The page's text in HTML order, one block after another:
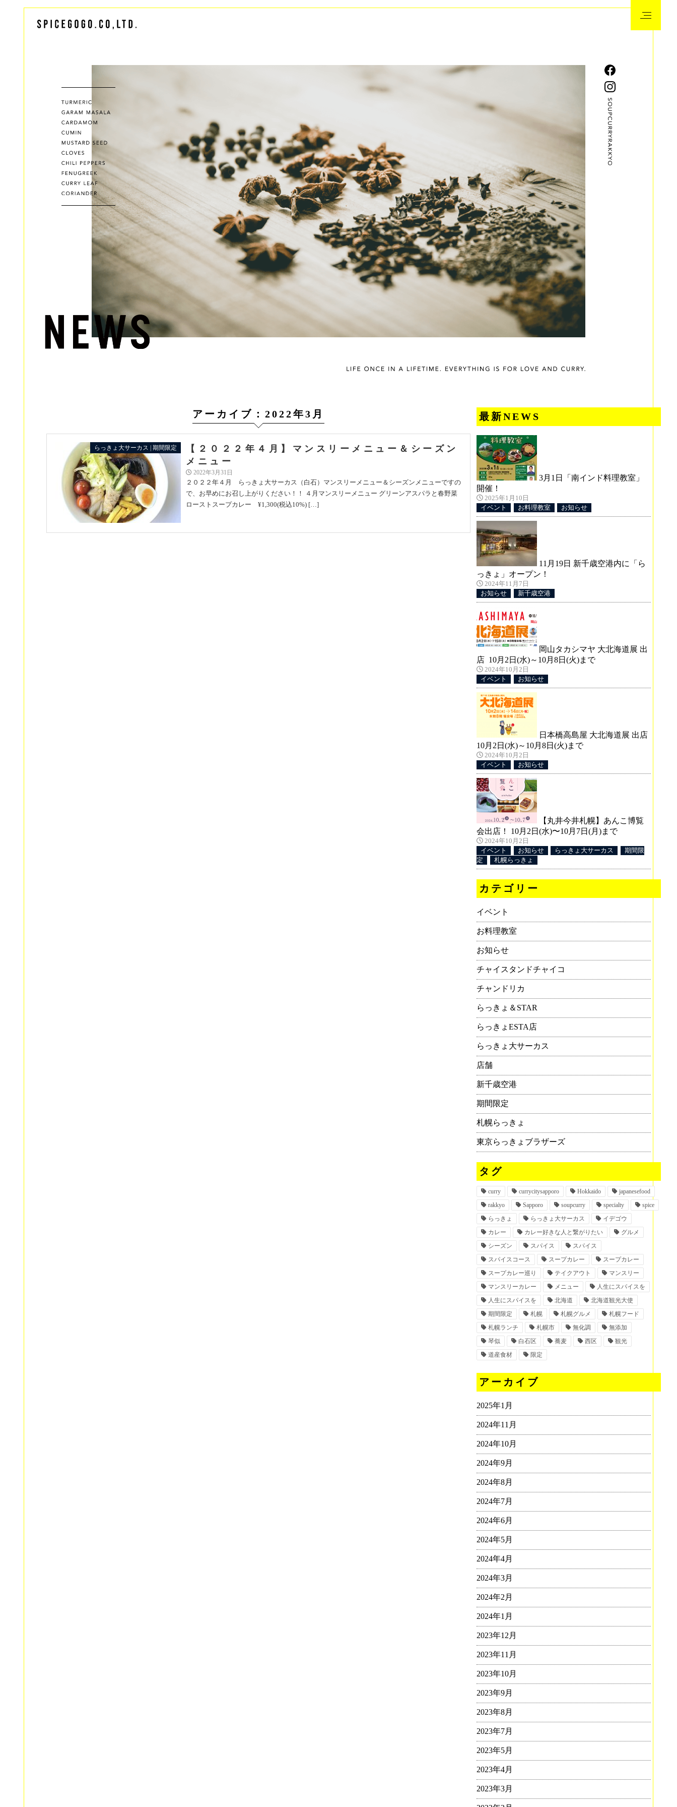
アーカイブ：2022年3月
らっきょ大サーカス | 期間限定
【２０２２年４月】マンスリーメニュー＆シーズン
メニュー
2022年3月31日
２０２２年４月 らっきょ大サーカス（白石）マンスリーメニュー＆シーズンメニューですの
で、お早めにお召し上がりください！！ ４月マンスリーメニュー グリーンアスパラと春野菜
ローストスープカレー ¥1,300(税込10%) […]
最新NEWS
3月1日「南インド料理教室」
開催！
2025年1月10日
イベント
お料理教室 お知らせ
11月19日 新千歳空港内に「ら
っきょ」オープン！
2024年11月7日
お知らせ
新千歳空港
岡山タカシマヤ 大北海道展 出
店 10月2日(水)～10月8日(火)まで
2024年10月2日
イベント
お知らせ
日本橋高島屋 大北海道展 出店
10月2日(水)～10月8日(火)まで
2024年10月2日
イベント
お知らせ
【丸井今井札幌】あんこ博覧
会出店！ 10月2日(水)〜10月7日(月)まで
2024年10月2日
イベント
お知らせ らっきょ大サーカス
期間限
定
札幌らっきょ
カテゴリー
イベント
お料理教室
お知らせ
チャイスタンドチャイコ
チャンドリカ
らっきょ＆STAR
らっきょESTA店
らっきょ大サーカス
店舗
新千歳空港
期間限定
札幌らっきょ
東京らっきょブラザーズ
タグ
curry currycitysapporo Hokkaido
japanesefood
rakkyo
Sapporo soupcurry specialty
spice
らっきょ
らっきょ大サーカス
イデゴウ
カレー
カレー好きな人と繋がりたい
グルメ
シーズン
スパイス
スパイス
スパイスコース
スープカレー
スープカレー
スープカレー巡り
テイクアウト
マンスリー
マンスリーカレー
メニュー
人生にスパイスを
人生にスパイスを
北海道
北海道観光大使
期間限定
札幌 札幌グルメ
札幌フード
札幌ランチ
札幌市 無化調
無添加
琴似
白石区 蕎麦 西区
観光
道産食材
限定
アーカイブ
2025年1月
2024年11月
2024年10月
2024年9月
2024年8月
2024年7月
2024年6月
2024年5月
2024年4月
2024年3月
2024年2月
2024年1月
2023年12月
2023年11月
2023年10月
2023年9月
2023年8月
2023年7月
2023年5月
2023年4月
2023年3月